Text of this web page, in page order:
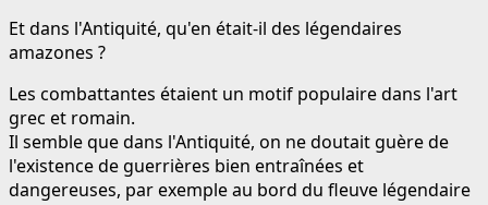
Et dans l'Antiquité, qu'en était-il des légendaires
amazones ?
Les combattantes étaient un motif populaire dans l'art
grec et romain.
Il semble que dans l'Antiquité, on ne doutait guère de
l'existence de guerrières bien entraînées et
dangereuses, par exemple au bord du fleuve légendaire